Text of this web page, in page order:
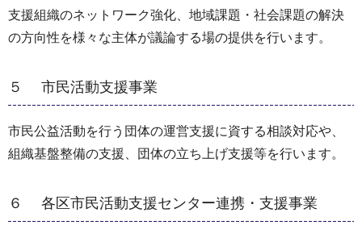
支援組織のネットワーク強化、地域課題・社会課題の解決
の方向性を様々な主体が議論する場の提供を行います。
５ 市民活動支援事業
市民公益活動を行う団体の運営支援に資する相談対応や、
組織基盤整備の支援、団体の立ち上げ支援等を行います。
６ 各区市民活動支援センター連携・支援事業